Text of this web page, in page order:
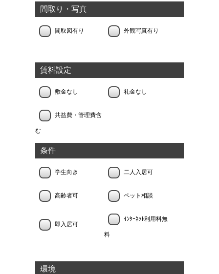
間取り・写真
間取図有り 外観写真有り
賃料設定
敷金なし 礼金なし
共益費・管理費含
む
条件
学生向き 二人入居可
高齢者可 ペット相談
即入居可
ｲﾝﾀｰﾈｯﾄ利用料無
料
環境